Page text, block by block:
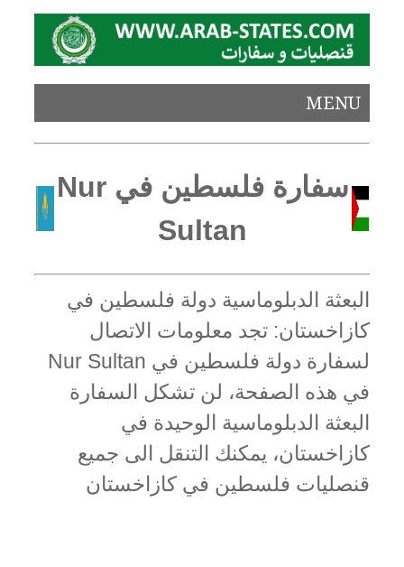
MENU
سفارة فلسطين في Nur
Sultan
البعثة الدبلوماسية دولة فلسطين في
كازاخستان: تجد معلومات الاتصال
لسفارة دولة فلسطين في Nur Sultan
في هذه الصفحة، لن تشكل السفارة
البعثة الدبلوماسية الوحيدة في
كازاخستان، يمكنك التنقل الى جميع
قنصليات فلسطين في كازاخستان